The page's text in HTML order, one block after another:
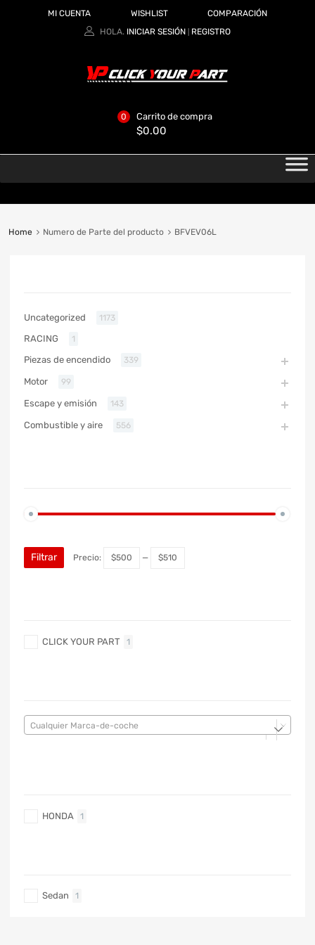
MI CUENTA WISHLIST
COMPARACIÓN
HOLA. INICIAR SESIÓN REGISTRO
Carrito de compra
$0.00
0
Home Numero de Parte del producto BFVEV06L
Uncategorized 1173
RACING 1
Piezas de encendido 339
Motor 99
Escape y emisión 143
Combustible y aire 556
Filtrar Precio: $500 — $510
CLICK YOUR PART 1
Cualquier Marca-de-coche
HONDA 1
Sedan 1